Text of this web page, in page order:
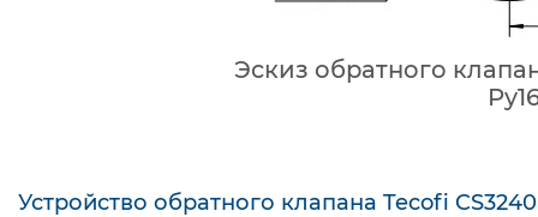
Эскиз обратного
Устройство обратного клапана Tecofi